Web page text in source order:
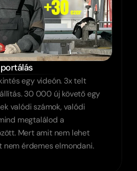
egy videón. 3x telt
30 000 új követő egy
valódi számok, valódi
megtalálod a
Mert amit nem lehet
nem érdemes elmondani.